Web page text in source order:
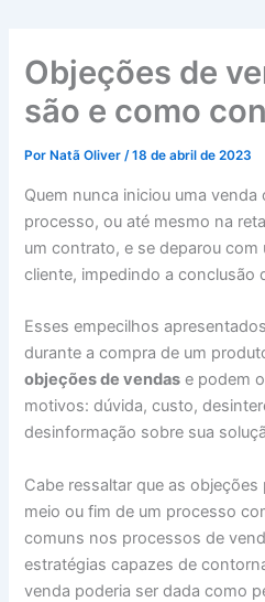
Objeções de
são e como
Por Natã Oliver/18 de abril de 2023
Quem nunca iniciou uma
processo, ou até mesmo na
um contrato, e se deparou com
cliente, impedindo a conclusão
Esses empecilhos
durante a compra de um
objeções de vendas e podem
motivos: dúvida, custo,
desinformação sobre sua
Cabe ressaltar que as
meio ou fim de um processo
comuns nos processos de
estratégias capazes de
venda poderia ser dada como